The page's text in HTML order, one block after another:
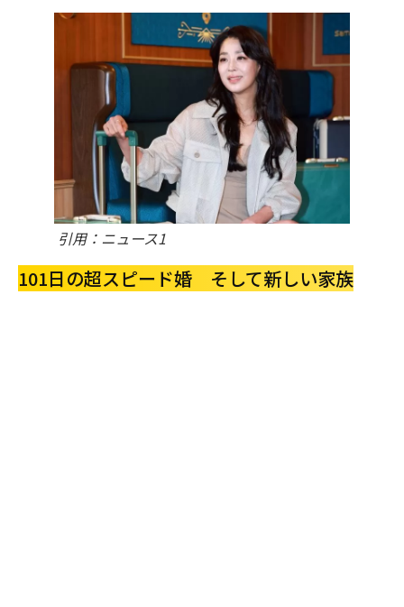
引用：ニュース1
101日の超スピード婚 そして新しい家族